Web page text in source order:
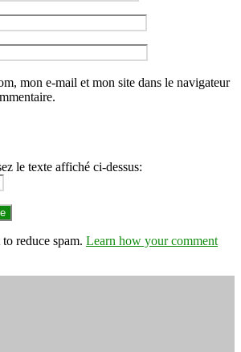
mon e-mail et mon site dans le navigateur
le texte affiché ci-dessus:
reduce spam. Learn how your comment